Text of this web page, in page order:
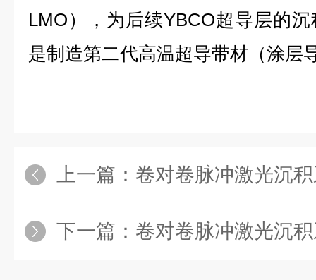
LMO），为后续YBCO超导层的
是制造第二代高温超导带材（涂层
上一篇： 卷对卷脉冲激光沉积
下一篇： 卷对卷脉冲激光沉积系